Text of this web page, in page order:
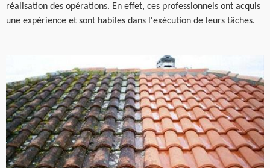
réalisation des opérations. En effet, ces professionnels ont acquis
une expérience et sont habiles dans l'exécution de leurs tâches.